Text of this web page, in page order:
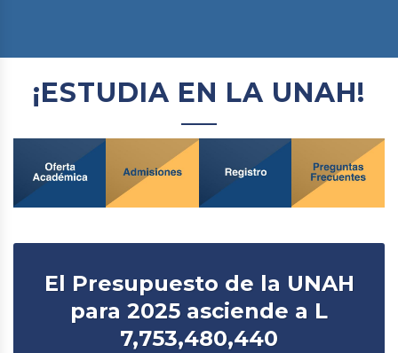
¡ESTUDIA EN LA UNAH!
El Presupuesto de la UNAH
para 2025 asciende a L
7,753,480,440